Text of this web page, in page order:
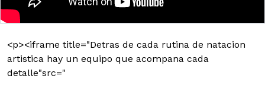
<p><iframe title="Detras de cada rutina de natacion
artistica hay un equipo que acompana cada
detalle"src="